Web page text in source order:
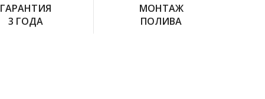
ГАРАНТИЯ
3 ГОДА
МОНТАЖ
ПОЛИВА